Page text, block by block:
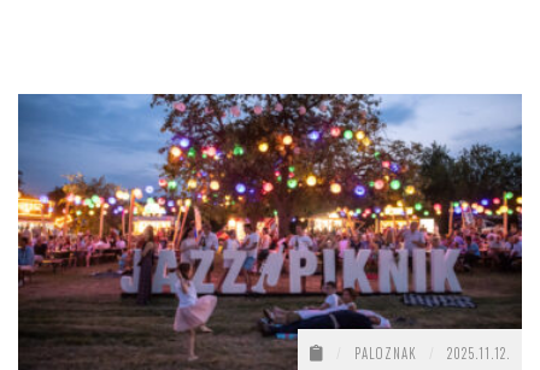
PALOZNAK 2025.11.12.